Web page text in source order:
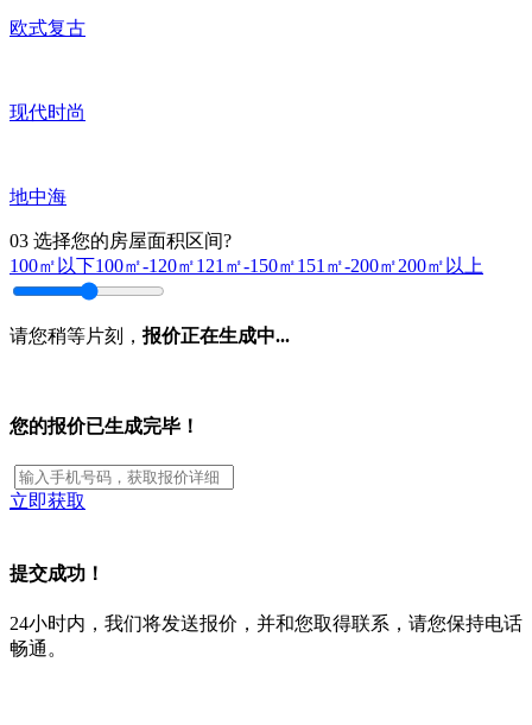
欧式复古
现代时尚
地中海
03 选择您的房屋面积区间?
100㎡以下100㎡-120㎡121㎡-150㎡151㎡-200㎡200㎡以上
请您稍等片刻， 报价正在生成中...
您的报价已生成完毕！
立即获取
提交成功！
24小时内，我们将发送报价，并和您取得联系，请您保持电话
畅通。